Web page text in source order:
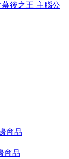
後之王 主腦公
商品
商品